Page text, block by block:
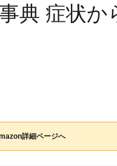
典 症状か
詳細ページへ